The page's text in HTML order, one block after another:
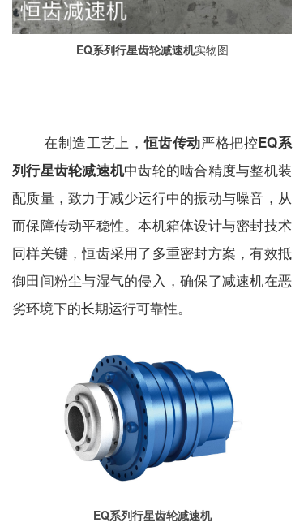
EQ系列行星齿轮减速机实物图
在制造工艺上，恒齿传动严格把控EQ系
列行星齿轮减速机中齿轮的啮合精度与整机装
配质量，致力于减少运行中的振动与噪音，从
而保障传动平稳性。本机箱体设计与密封技术
同样关键，恒齿采用了多重密封方案，有效抵
御田间粉尘与湿气的侵入，确保了减速机在恶
劣环境下的长期运行可靠性。
EQ系列行星齿轮减速机